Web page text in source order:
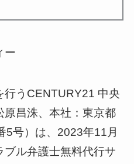
ー
行うCENTURY21 中央
原昌洙、本社：東京都
5号）は、2023年11月
ブル弁護士無料代行サ